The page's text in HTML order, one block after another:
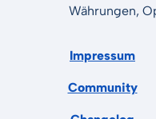
Währungen,
Impressum
Community